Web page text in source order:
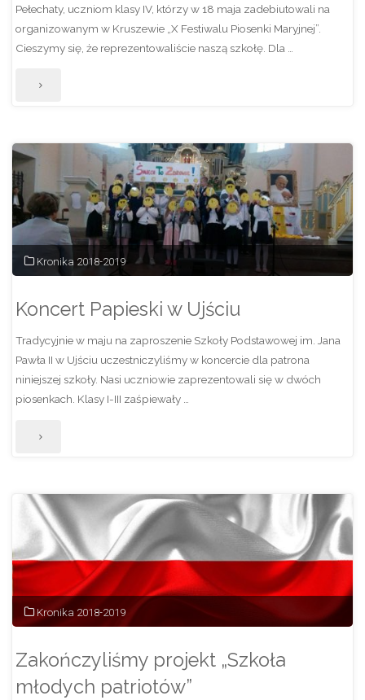
Pełechaty, uczniom klasy IV, którzy w 18 maja zadebiutowali na
organizowanym w Kruszewie „X Festiwalu Piosenki Maryjnej”.
Cieszymy się, że reprezentowaliście naszą szkołę. Dla …
"Festiwal
Maryjnej
Kruszewie"
Kronika 2018-2019
Koncert Papieski w Ujściu
Tradycyjnie w maju na zaproszenie Szkoły Podstawowej im. Jana
Pawła II w Ujściu uczestniczyliśmy w koncercie dla patrona
niniejszej szkoły. Nasi uczniowie zaprezentowali się w dwóch
piosenkach. Klasy I-III zaśpiewały …
"Koncert
w
Ujściu"
Kronika 2018-2019
Zakończyliśmy projekt „Szkoła
młodych patriotów”